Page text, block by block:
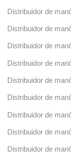
Distribuidor de
Distribuidor de
Distribuidor de
Distribuidor de
Distribuidor de
Distribuidor de
Distribuidor de
Distribuidor de
Distribuidor de